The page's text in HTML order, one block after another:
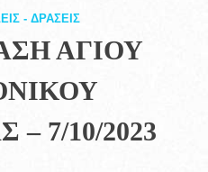
- ΔΡΑΣΕΙΣ
ΑΓΙΟΥ
7/10/2023